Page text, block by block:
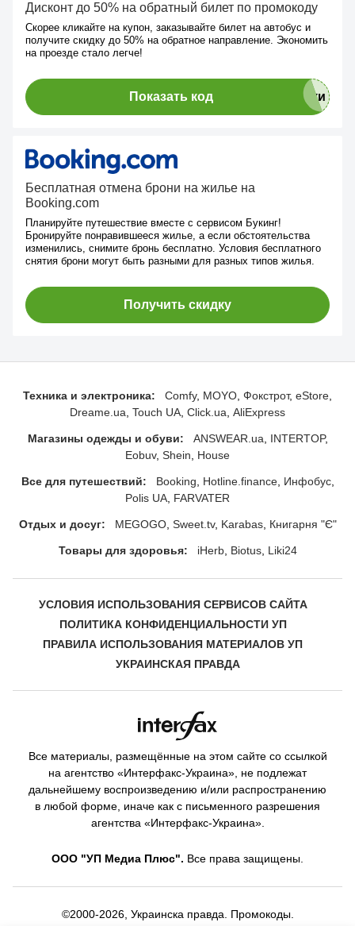
Дисконт до 50% на обратный билет по промокоду
Скорее кликайте на купон, заказывайте билет на автобус и
получите скидку до 50% на обратное направление. Экономить
на проезде стало легче!
Показать код
Бесплатная отмена брони на жилье на
Booking.com
Планируйте путешествие вместе с сервисом Букинг!
Бронируйте понравившееся жилье, а если обстоятельства
изменились, снимите бронь бесплатно. Условия бесплатного
снятия брони могут быть разными для разных типов жилья.
Получить скидку
Техника и электроника: Comfy MOYO Фокстрот eStore
Dreame.ua Touch UA Click.ua AliExpress
Магазины одежды и обуви: ANSWEAR.ua
INTERTOP
Eobuv Shein House
Все для путешествий: Booking Hotline.finance Инфобус
Polis UA FARVATER
Отдых и досуг: MEGOGO Sweet.tv Karabas Книгарня "Є"
Товары для здоровья: iHerb Biotus Liki24
УСЛОВИЯ ИСПОЛЬЗОВАНИЯ СЕРВИСОВ САЙТА
ПОЛИТИКА КОНФИДЕНЦИАЛЬНОСТИ УП
ПРАВИЛА ИСПОЛЬЗОВАНИЯ МАТЕРИАЛОВ УП
УКРАИНСКАЯ ПРАВДА
Все материалы, размещённые на этом сайте со ссылкой
на агентство «Интерфакс-Украина», не подлежат
дальнейшему воспроизведению и/или распространению
в любой форме, иначе как с письменного разрешения
агентства «Интерфакс-Украина».
ООО "УП Медиа Плюс". Все права защищены.
©2000-2026, Украинска правда. Промокоды.